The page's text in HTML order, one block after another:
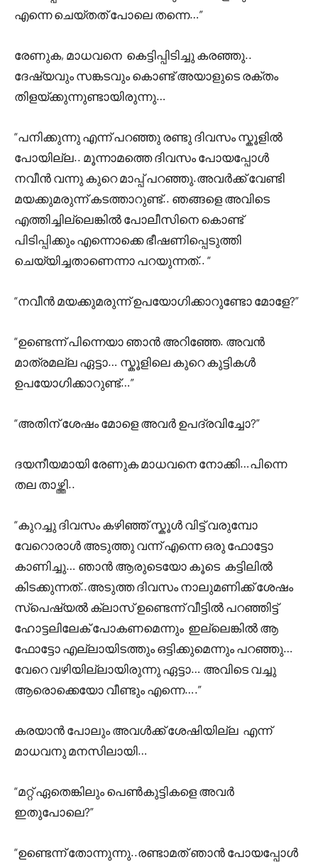
എന്നെ ചെയ്തത് പോലെ തന്നെ…”
രേണുക, മാധവനെ കെട്ടിപ്പിടിച്ചു കരഞ്ഞു..
ദേഷ്യവും സങ്കടവും കൊണ്ട് അയാളുടെ രക്തം
തിളയ്ക്കുന്നുണ്ടായിരുന്നു…
“പനിക്കുന്നു എന്ന് പറഞ്ഞു രണ്ടു ദിവസം സ്കൂളിൽ
പോയില്ല.. മൂന്നാമത്തെ ദിവസം പോയപ്പോൾ
നവീൻ വന്നു കുറെ മാപ്പ് പറഞ്ഞു.അവർക്ക് വേണ്ടി
മയക്കുമരുന്ന് കടത്താറുണ്ട്.. ഞങ്ങളെ അവിടെ
എത്തിച്ചില്ലെങ്കിൽ പോലീസിനെ കൊണ്ട്
പിടിപ്പിക്കും എന്നൊക്കെ ഭീഷണിപ്പെടുത്തി
ചെയ്യിച്ചതാണെന്നാ പറയുന്നത്.. “
“നവീൻ മയക്കുമരുന്ന് ഉപയോഗിക്കാറുണ്ടോ മോളേ?”
“ഉണ്ടെന്ന് പിന്നെയാ ഞാൻ അറിഞ്ഞേ. അവൻ
മാത്രമല്ല ഏട്ടാ… സ്കൂളിലെ കുറെ കുട്ടികൾ
ഉപയോഗിക്കാറുണ്ട്…”
“അതിന് ശേഷം മോളെ അവർ ഉപദ്രവിച്ചോ?”
ദയനീയമായി രേണുക മാധവനെ നോക്കി…പിന്നെ
തല താഴ്ത്തി..
“കുറച്ചു ദിവസം കഴിഞ്ഞ് സ്കൂൾ വിട്ട് വരുമ്പോ
വേറൊരാൾ അടുത്തു വന്ന് എന്നെ ഒരു ഫോട്ടോ
കാണിച്ചു… ഞാൻ ആരുടെയോ കൂടെ കട്ടിലിൽ
കിടക്കുന്നത്..അടുത്ത ദിവസം നാലുമണിക്ക് ശേഷം
സ്പെഷ്യൽ ക്ലാസ് ഉണ്ടെന്ന് വീട്ടിൽ പറഞ്ഞിട്ട്
ഹോട്ടലിലേക് പോകണമെന്നും ഇല്ലെങ്കിൽ ആ
ഫോട്ടോ എല്ലായിടത്തും ഒട്ടിക്കുമെന്നും പറഞ്ഞു…
വേറെ വഴിയില്ലായിരുന്നു ഏട്ടാ… അവിടെ വച്ചു
ആരൊക്കെയോ വീണ്ടും എന്നെ….”
കരയാൻ പോലും അവൾക്ക് ശേഷിയില്ല എന്ന്
മാധവനു മനസിലായി…
“മറ്റ് ഏതെങ്കിലും പെൺകുട്ടികളെ അവർ
ഇതുപോലെ?”
“ഉണ്ടെന്ന് തോന്നുന്നു..രണ്ടാമത് ഞാൻ പോയപ്പോൾ